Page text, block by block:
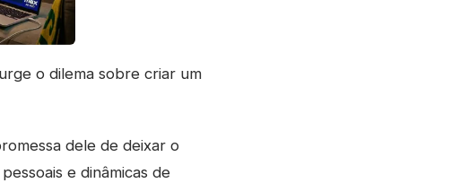
o dilema sobre criar um
dele de deixar o
e dinâmicas de